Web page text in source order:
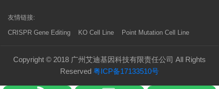
友情链接:
CRISPR Gene Editing KO Cell Line Point Mutation Cell Line
Copyright © 2018 广州艾迪基因科技有限责任公司 All Rights
Reserved 粤ICP备17133510号